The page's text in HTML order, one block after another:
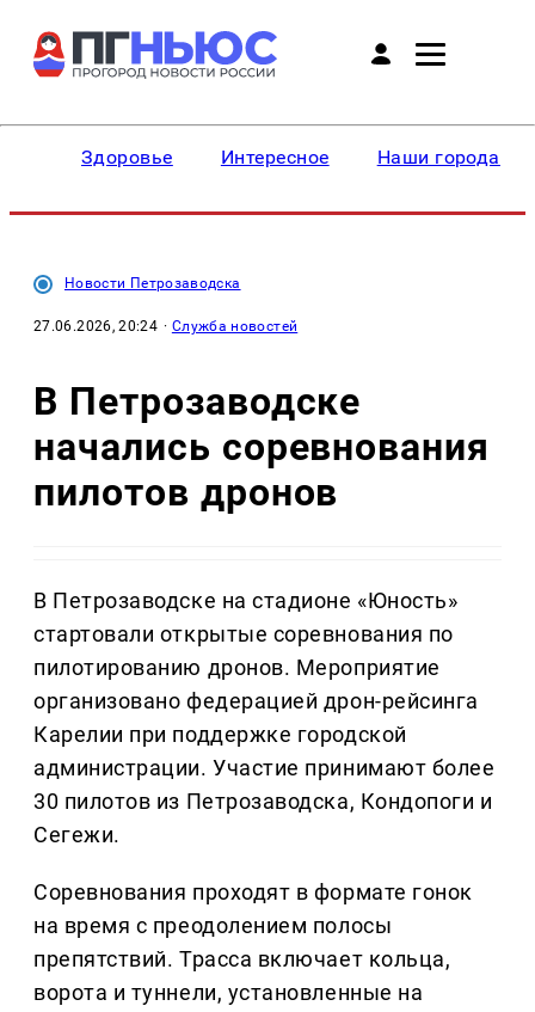
Здоровье Интересное Наши города
Новости Петрозаводска
27.06.2026, 20:24 · Служба новостей
В Петрозаводске
начались соревнования
пилотов дронов
В Петрозаводске на стадионе «Юность»
стартовали открытые соревнования по
пилотированию дронов. Мероприятие
организовано федерацией дрон-рейсинга
Карелии при поддержке городской
администрации. Участие принимают более
30 пилотов из Петрозаводска, Кондопоги и
Сегежи.
Соревнования проходят в формате гонок
на время с преодолением полосы
препятствий. Трасса включает кольца,
ворота и туннели, установленные на